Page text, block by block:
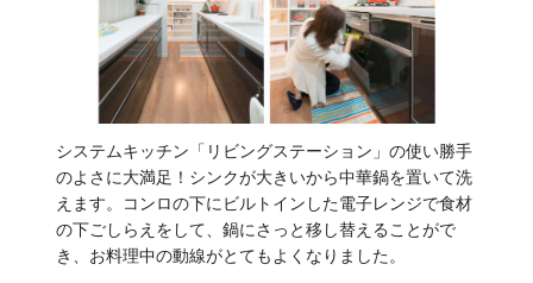
システムキッチン「リビングステーション」の使い勝手
のよさに大満足！シンクが大きいから中華鍋を置いて洗
えます。コンロの下にビルトインした電子レンジで食材
の下ごしらえをして、鍋にさっと移し替えることがで
き、お料理中の動線がとてもよくなりました。